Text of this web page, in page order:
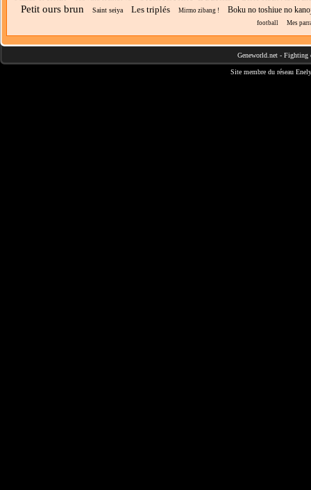
Petit ours brun Saint seiya Les triplés Mirmo zibang ! Boku no toshiue no
football Mes
Geneworld.net - Fighting
Site membre du réseau